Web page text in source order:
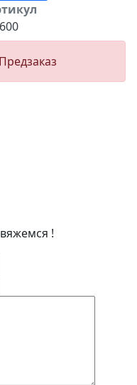
Предзаказ
!